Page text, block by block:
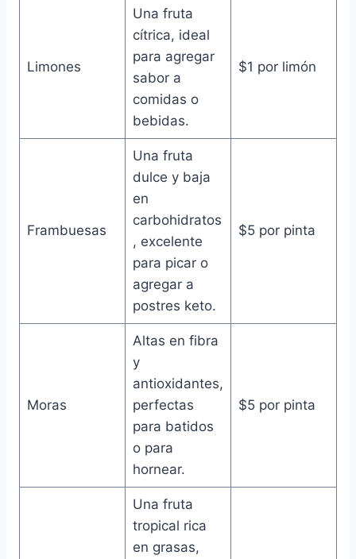
Limones
Una fruta
cítrica, ideal
para agregar
sabor a
comidas o
bebidas.
$1 por limón
Frambuesas
Una fruta
dulce y baja
en
carbohidratos
, excelente
para picar o
agregar a
postres keto.
$5 por pinta
Moras
Altas en fibra
y
antioxidantes,
perfectas
para batidos
o para
hornear.
$5 por pinta
Una fruta
tropical rica
en grasas,